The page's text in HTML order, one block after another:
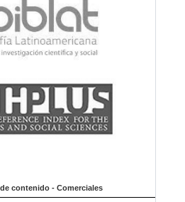
contenido - Comerciales